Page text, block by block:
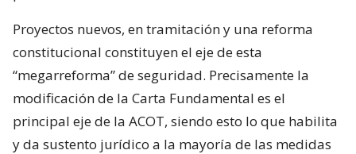
Proyectos nuevos, en tramitación y una reforma
constitucional constituyen el eje de esta
“megarreforma” de seguridad. Precisamente la
modificación de la Carta Fundamental es el
principal eje de la ACOT, siendo esto lo que habilita
y da sustento jurídico a la mayoría de las medidas